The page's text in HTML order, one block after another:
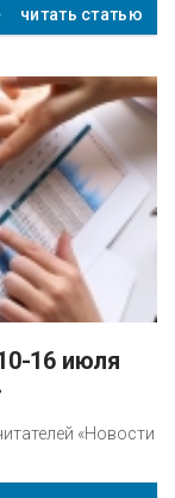
читать статью
«Новости